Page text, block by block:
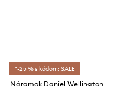
*-25 % s kódom: SALE
Náramok Daniel Wellington